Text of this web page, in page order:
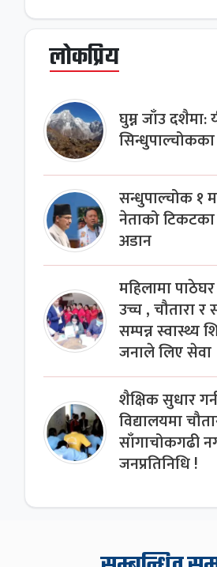
लोकप्रिय
घुम्न जाँउ दशैमा:
सन्धुपाल्चोक १
नेताको
अडान
महिलामा
उच्च , चौतारा र
सम्पन्न स्वास्थ्य
जनाले लिए सेवा
शैक्षिक सुधार
विद्यालयमा
साँगाचोकगढी
जनप्रतिनिधि !